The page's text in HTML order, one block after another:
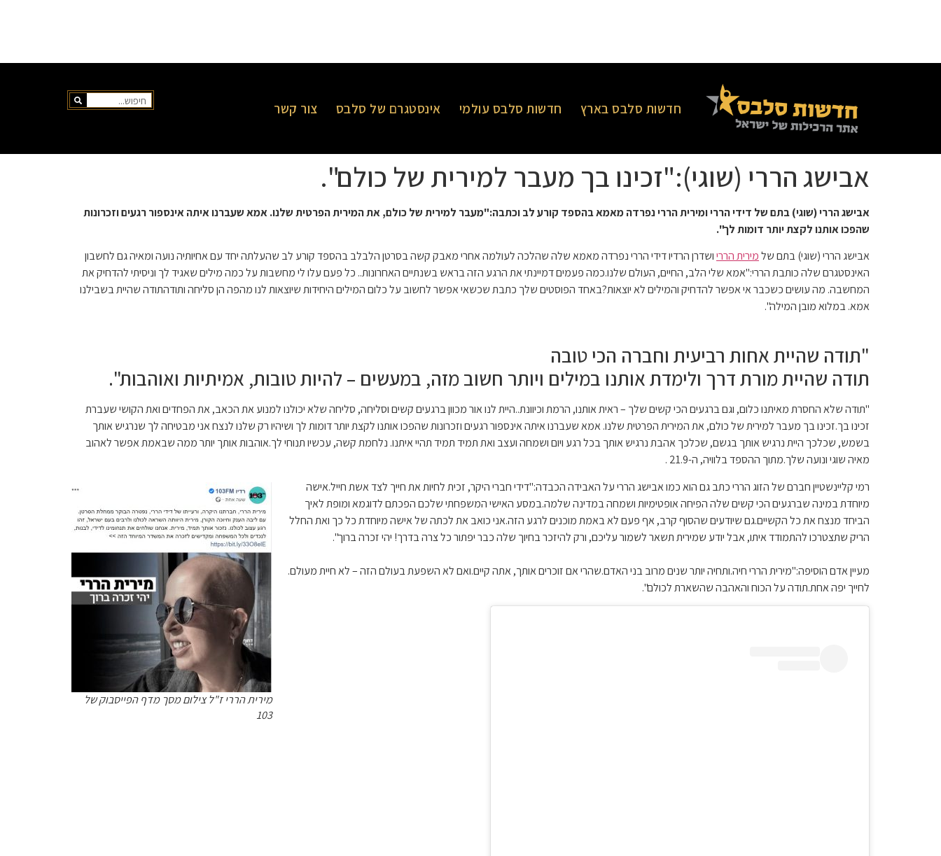
חדשות סלבס בארץ חדשות סלבס עולמי אינסטגרם של סלבס צור קשר
אבישג הררי (שוגי):"זכינו בך מעבר למירית של כולם".
אבישג הררי (שוגי) בתם של דידי הררי ומירית הררי נפרדה מאמא בהספד קורע לב וכתבה:"מעבר למירית של כולם, את המירית הפרטית שלנו. אמא שעברנו איתה אינספור רגעים וזכרונות
שהפכו אותנו לקצת יותר דומות לך".
אבישג הררי (שוגי) בתם שלמירית הרריושדרן הרדיו דידי הררי נפרדה מאמא שלה שהלכה לעולמה אחרי מאבק קשה בסרטן הלבלב בהספד קורע לב שהעלתה יחד עם אחיותיה נועה ומאיה גם לחשבון
האינסטגרם שלה כותבת הררי:"אמא שליהלב, החיים, העולם שלנו.כמה פעמים דמיינתי את הרגע הזה בראש בשנתיים האחרונות.. כל פעם עלו לי מחשבות על כמה מילים שאגיד לך וניסיתי להדחיק את
המחשבה. מה עושים כשכבר אי אפשר להדחיק והמילים לא יוצאות?באחד הפוסטים שלך כתבת שכשאי אפשר לחשוב על כלום המילים היחידות שיוצאות לנו מהפה הן סליחה ותודהתודה שהיית בשבילנו
אמא. במלוא מובן המילה".
"תודה שהיית אחות רביעית וחברה הכי טובה
תודה שהיית מורת דרך ולימדת אותנו במילים ויותר חשוב מזה, במעשים – להיות טובות, אמיתיות ואוהבות".
"תודה שלא החסרת מאיתנו כלום, וגם ברגעים הכי קשים שלך – ראית אותנו, הרמת וכיוונת..היית לנו אור מכוון ברגעים קשים וסליחה, סליחה שלא יכולנו למנוע את הכאב, את הפחדים ואת הקושי שעברת
זכינו בך.זכינו בך מעבר למירית של כולם, את המירית הפרטית שלנו. אמא שעברנו איתה אינספור רגעים וזכרונות שהפכו אותנו לקצת יותר דומות לך ושיהיו רק שלנו לנצח אני מבטיחה לך שנרגיש אותך
בשמש, שכלכך היית נרגיש אותך בגשם, שכלכך אהבת נרגיש אותך בכל רגע ויום ושמחה ועצב ואת תמיד תמיד תהיי איתנו. נלחמת קשה, עכשיו תנוחי לך.אוהבות אותך יותר ממה שבאמת אפשר לאהוב
מאיה שוגי ונועה שלך.מתוך ההספד בלוויה, ה-21.9 .
מירית הררי ז"ל צילום מסך מדף הפייסבוק של
103
רמי קליינשטיין חברם של הזוג הררי כתב גם הוא כמו אבישג הררי על האבידה הכבדה:"דידי חברי היקר, זכית לחיות את חייך לצד אשת חייל.אישה
מיוחדת במינה שברגעים הכי קשים שלה הפיחה אופטימיות ושמחה במדינה שלמה.במסע האישי המשפחתי שלכם הפכתם לדוגמא ומופת לאיך
הביחד מנצח את כל הקשיים.גם שיודעים שהסוף קרב, אף פעם לא באמת מוכנים לרגע הזה.אני כואב את לכתה של אישה מיוחדת כל כך ואת החלל
הריק שתצטרכו להתמודד איתו, אבל יודע שמירית תשאר לשמור עליכם, ורק להיזכר בחיוך שלה כבר יפתור כל צרה בדרך! יהי זכרה ברוך".
מעיין אדם הוסיפה:"מירית הררי חיה.ותחיה יותר שנים מרוב בני האדם.שהרי אם זוכרים אותך, אתה קיים.ואם לא השפעת בעולם הזה – לא חיית מעולם.
לחייך יפה אחת.תודה על הכוח והאהבה שהשארת לכולם".